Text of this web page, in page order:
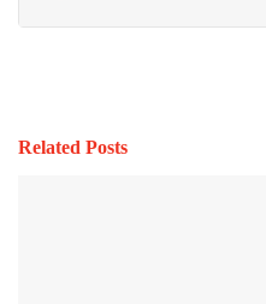
Related Posts